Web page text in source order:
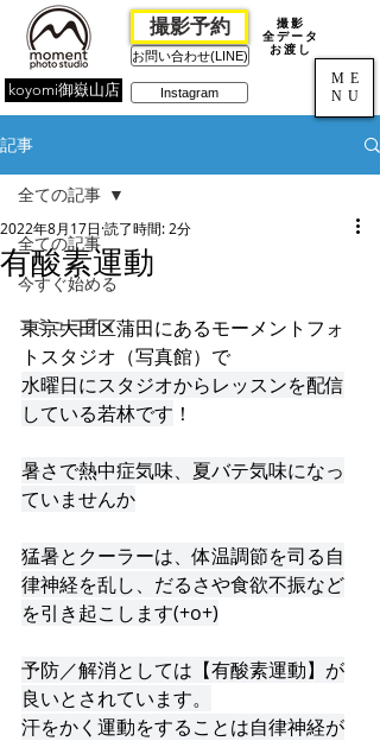
ME
NU
koyomi御嶽山店
撮影予約
お問い合わせ(LINE)
Instagram
撮影
全データ
お渡し
記事
全ての記事
今すぐ始める
コミュニティ
全ての記事
有酸素運動
2022年8月17日 読了時間: 2分
東京大田区蒲田にあるモーメントフォ
トスタジオ（写真館）で
水曜日にスタジオからレッスンを配信
している若林です ！
暑さで熱中症気味、夏バテ気味になっ
ていませんか
猛暑とクーラーは、体温調節を司る自
律神経を乱し、だるさや食欲不振など
を引き起こします(+o+)
予防／解消としては【有酸素運動】が
良いとされています。
汗をかく運動をすることは自律神経が